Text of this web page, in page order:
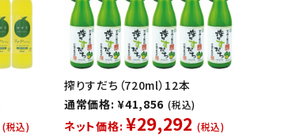
(税込)
搾りすだち（720ml）12本
通常価格: ¥41,856 (税込)
ネット価格: ¥29,292 (税込)